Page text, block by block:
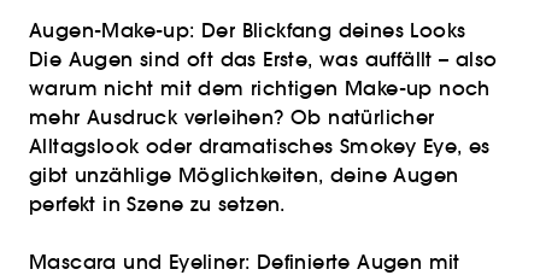
Augen-Make-up: Der Blickfang deines Looks
Die Augen sind oft das Erste, was auffällt – also
warum nicht mit dem richtigen Make-up noch
mehr Ausdruck verleihen? Ob natürlicher
Alltagslook oder dramatisches Smokey Eye, es
gibt unzählige Möglichkeiten, deine Augen
perfekt in Szene zu setzen.
Mascara und Eyeliner: Definierte Augen mit